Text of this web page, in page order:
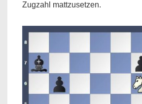
Zugzahl mattzusetzen.